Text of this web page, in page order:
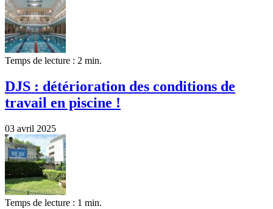
Temps de lecture : 2 min.
DJS : détérioration des conditions de
travail en piscine !
03 avril 2025
Temps de lecture : 1 min.